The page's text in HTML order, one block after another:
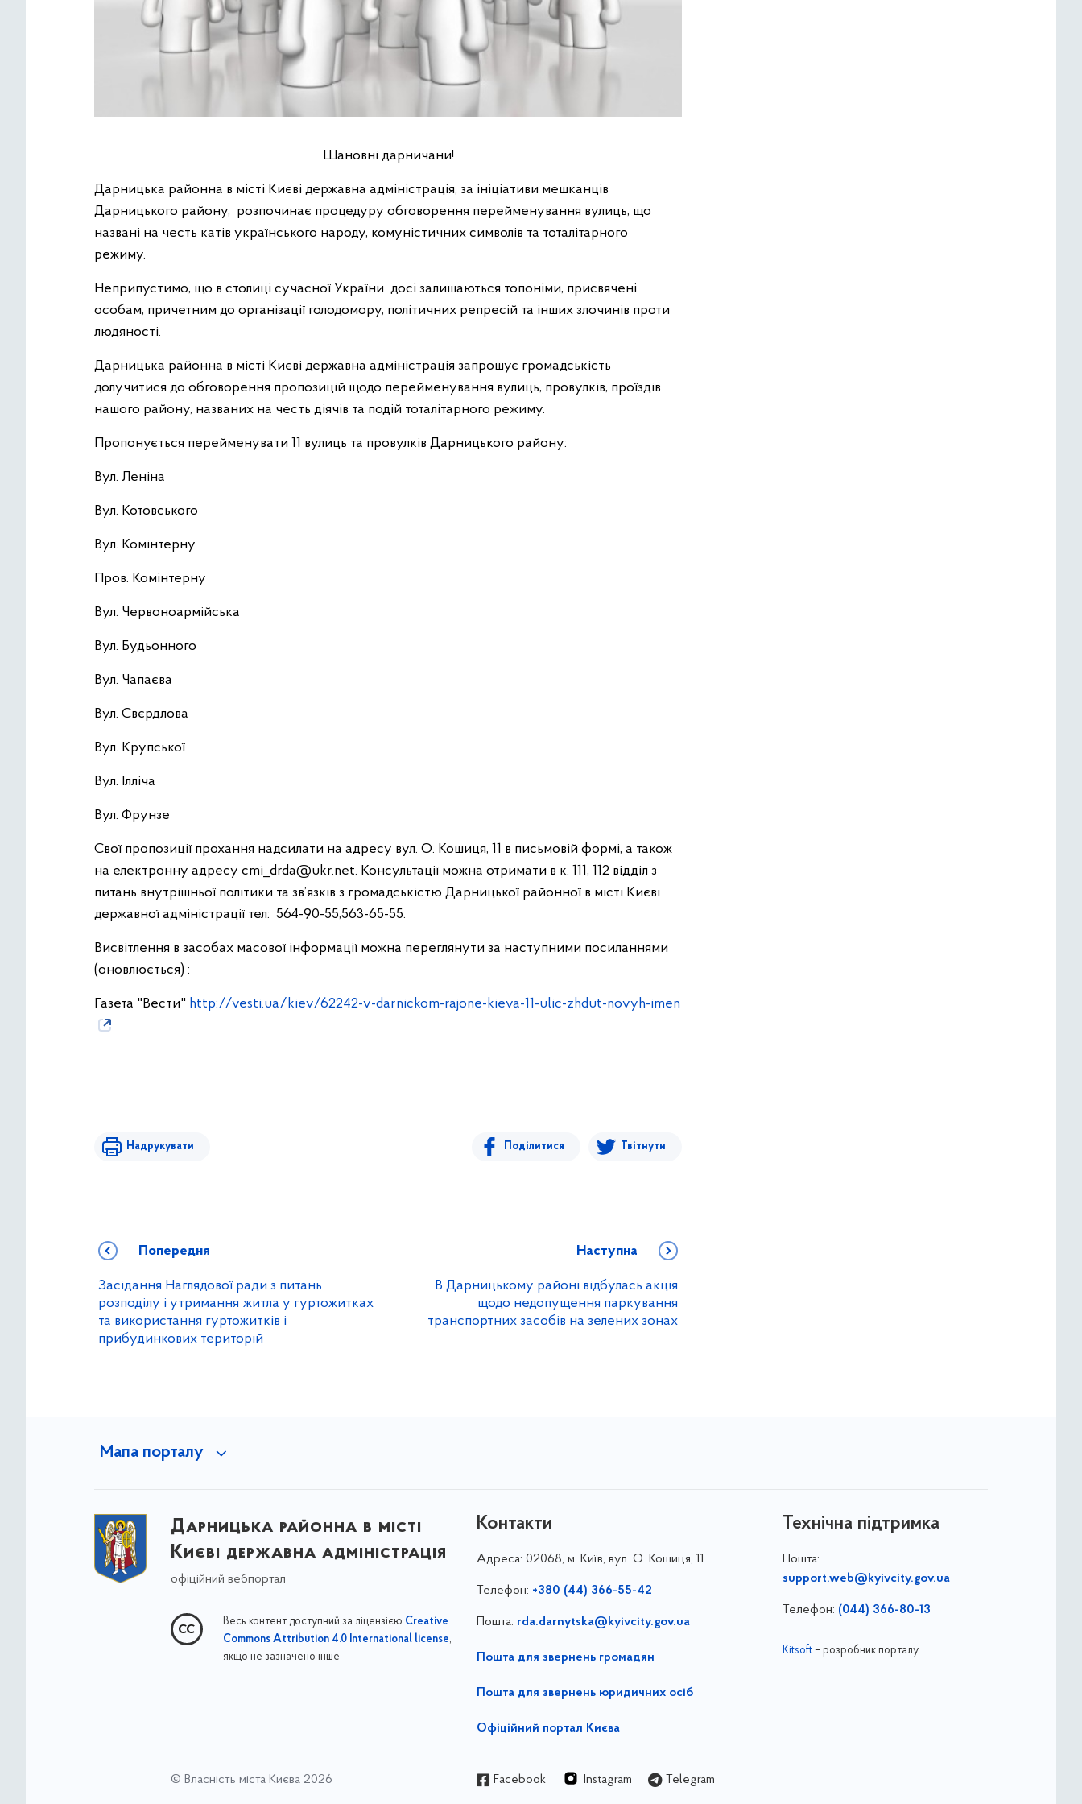
Шановні дарничани!
Дарницька районна в місті Києві державна адміністрація, за ініціативи мешканців
Дарницького району, розпочинає процедуру обговорення перейменування вулиць, що
названі на честь катів українського народу, комуністичних символів та тоталітарного
режиму.
Неприпустимо, що в столиці сучасної України досі залишаються топоніми, присвячені
особам, причетним до організації голодомору, політичних репресій та інших злочинів проти
людяності.
Дарницька районна в місті Києві державна адміністрація запрошує громадськість
долучитися до обговорення пропозицій щодо перейменування вулиць, провулків, проїздів
нашого району, названих на честь діячів та подій тоталітарного режиму.
Пропонується перейменувати 11 вулиць та провулків Дарницького району:
Вул. Леніна
Вул. Котовського
Вул. Комінтерну
Пров. Комінтерну
Вул. Червоноармійська
Вул. Будьонного
Вул. Чапаєва
Вул. Свєрдлова
Вул. Крупської
Вул. Ілліча
Вул. Фрунзе
Свої пропозиції прохання надсилати на адресу вул. О. Кошиця, 11 в письмовій формі, а також
на електронну адресу cmi_drda@ukr.net. Консультації можна отримати в к. 111, 112 відділ з
питань внутрішньої політики та зв’язків з громадськістю Дарницької районної в місті Києві
державної адміністрації тел: 564-90-55,563-65-55.
Висвітлення в засобах масової інформації можна переглянути за наступними посиланнями
(оновлюється) :
Газета "Вести" http://vesti.ua/kiev/62242-v-darnickom-rajone-kieva-11-ulic-zhdut-novyh-imen
Надрукувати Поділитися Твітнути
Попередня
Засідання Наглядової ради з питань
розподілу і утримання житла у гуртожитках
та використання гуртожитків і
прибудинкових територій
Наступна
В Дарницькому районі відбулась акція
щодо недопущення паркування
транспортних засобів на зелених зонах
Мапа порталу
Дарницька районна в місті
Києві державна адміністрація
офіційний вебпортал
Весь контент доступний за ліцензією Creative
Commons Attribution 4.0 International license,
якщо не зазначено інше
Контакти
Адреса: 02068, м. Київ, вул. О. Кошиця, 11
Телефон: +380 (44) 366-55-42
Пошта: rda.darnytska@kyivcity.gov.ua
Пошта для звернень громадян
Пошта для звернень юридичних осіб
Офіційний портал Києва
Технічна підтримка
Пошта:
support.web@kyivcity.gov.ua
Телефон: (044) 366-80-13
Kitsoft– розробник порталу
© Власність міста Києва 2026 Facebook Instagram Telegram